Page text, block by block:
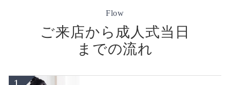
Flow
ご来店から成人式当日
までの流れ